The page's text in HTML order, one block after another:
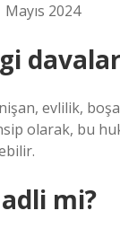
2024
evlilik,
olarak, bu
mi?